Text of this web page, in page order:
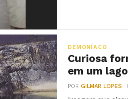
DEMONÍACO
Curiosa
em um
PORGILMAR LOPES